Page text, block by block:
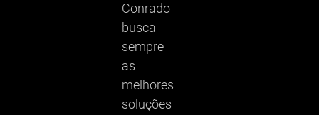
Conrado
busca
sempre
as
melhores
soluções